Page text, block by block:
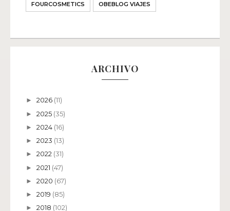
FOURCOSMETICS OBEBLOG VIAJES
ARCHIVO
► 2026 (11)
► 2025 (35)
► 2024 (16)
► 2023 (13)
► 2022 (31)
► 2021 (47)
► 2020 (67)
► 2019 (85)
► 2018 (102)